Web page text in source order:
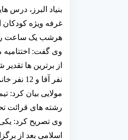
بنیاد البرز، درس
غرفه ویژه کودکان
هرشب یک ساعت را
وی گفت: اختتامیه
نفر آقا و 12 نفر خانم بودند.
مولایی بیان کرد:
رشته های قرائت
وی تصریح کرد: یکی
اسلامی بعد از